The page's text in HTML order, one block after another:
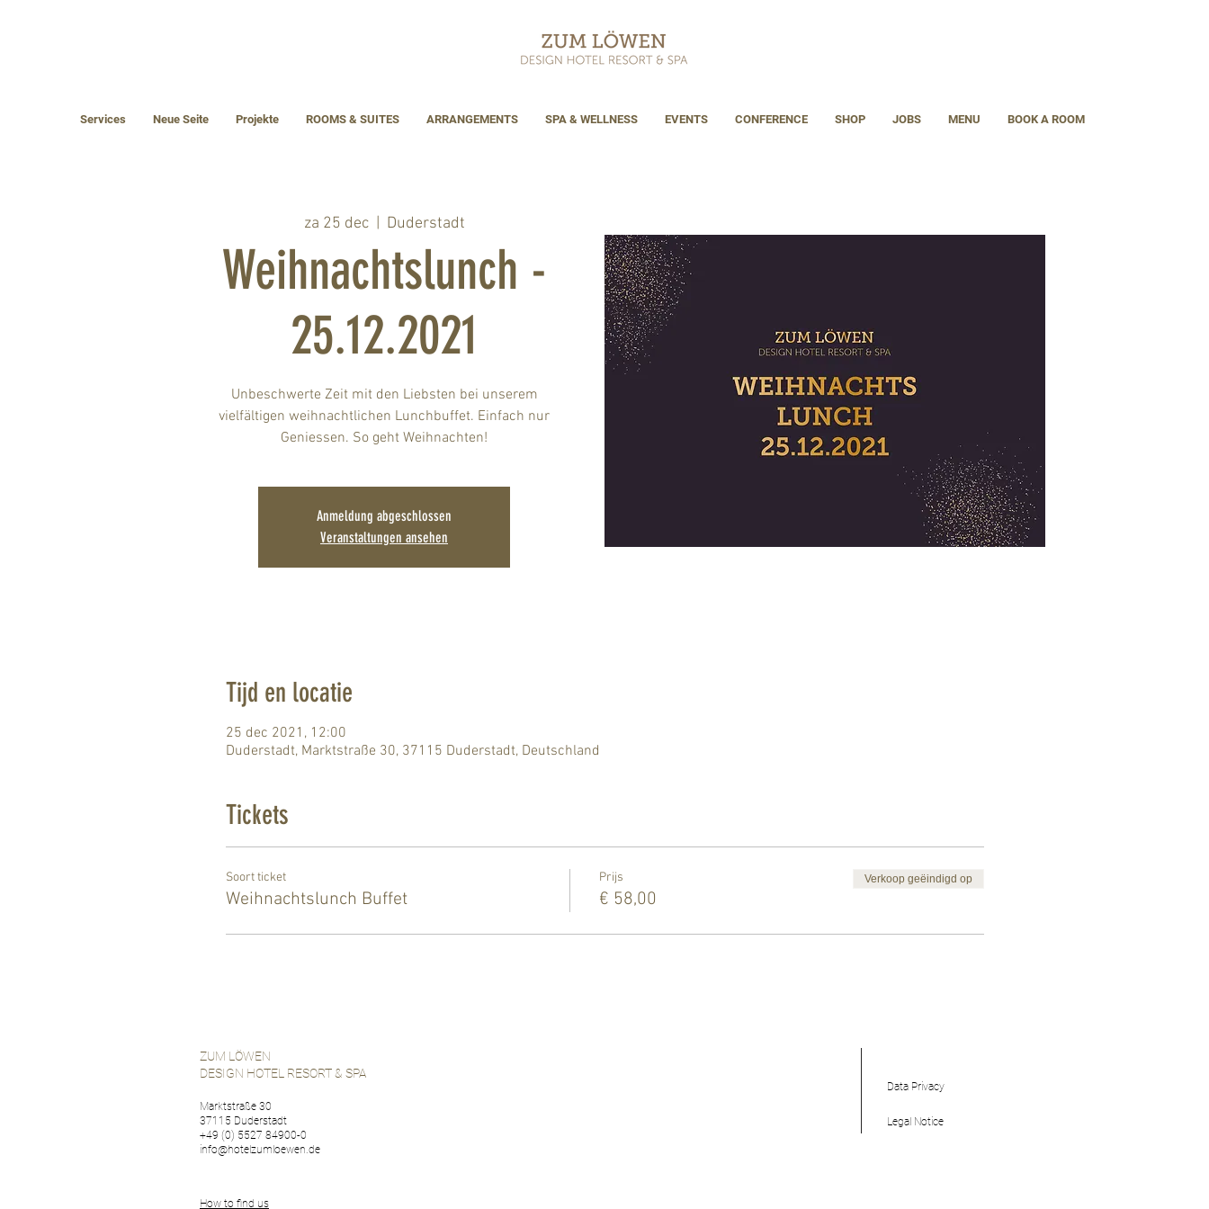
Services Neue Seite Projekte ROOMS & SUITES ARRANGEMENTS SPA & WELLNESS EVENTS CONFERENCE SHOP JOBS MENU BOOK A ROOM
za 25 dec
  |
Duderstadt
Weihnachtslunch -
25.12.2021
Unbeschwerte Zeit mit den Liebsten bei unserem
vielfältigen weihnachtlichen Lunchbuffet. Einfach nur
Geniessen. So geht Weihnachten!
Anmeldung abgeschlossen
Veranstaltungen ansehen
Tijd en locatie
25 dec 2021, 12:00
Duderstadt, Marktstraße 30, 37115 Duderstadt, Deutschland
Tickets
Soort ticket
Weihnachtslunch Buffet
Prijs
€ 58,00
Verkoop geëindigd op
ZUM LÖWEN
DESIGN HOTEL RESORT & SPA
Marktstraße 30
37115 Duderstadt
+49 (0) 5527 84900-0
info@hotelzumloewen.de
Data Privacy
Legal Notice
How to find us